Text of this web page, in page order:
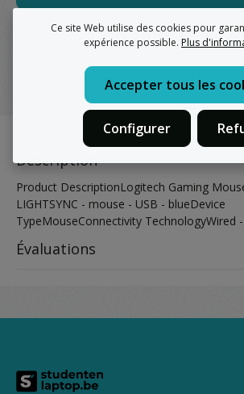
Ajouter à la
Description
Product DescriptionLogitech Gaming
LIGHTSYNC - mouse - USB - blueDevice
TypeMouseConnectivity TechnologyWired
Évaluations
Ce site Web utilise des cookies pour
expérience possible. Plus
Configurer
Accepter tous les